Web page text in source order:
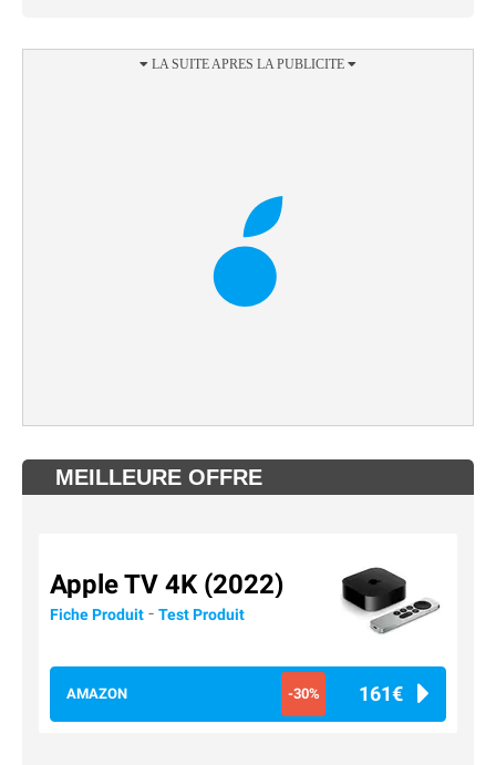
MEILLEURE OFFRE
Apple TV 4K (2022)
Fiche Produit - Test Produit
AMAZON -30% 161€